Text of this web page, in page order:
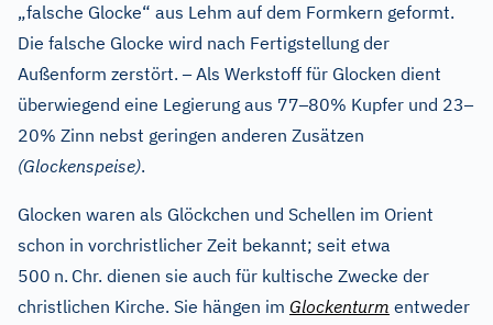
„falsche Glocke“ aus Lehm auf dem Formkern geformt.
Die falsche Glocke wird nach Fertigstellung der
Außenform zerstört.–Als Werkstoff für Glocken dient
überwiegend eine Legierung aus 77–80% Kupfer und 23–
20% Zinn nebst geringen anderen Zusätzen
(Glockenspeise).
Glocken waren als Glöckchen und Schellen im Orient
schon in vorchristlicher Zeit bekannt; seit etwa
500 n. Chr. dienen sie auch für kultische Zwecke der
christlichen Kirche. Sie hängen im Glockenturm entweder